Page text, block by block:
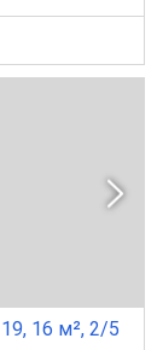
16 м², 2/5